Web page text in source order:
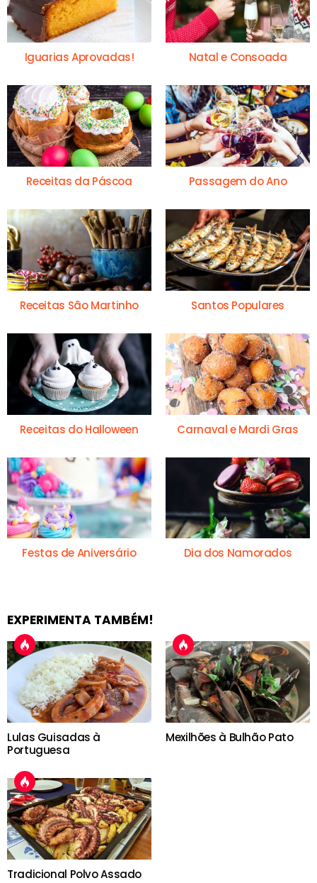
Iguarias Aprovadas! Natal e Consoada
Receitas da Páscoa Passagem do Ano
Receitas São Martinho Santos Populares
Receitas do Halloween Carnaval e Mardi Gras
Festas de Aniversário Dia dos Namorados
EXPERIMENTA TAMBÉM!
Lulas Guisadas à
Portuguesa
Mexilhões à Bulhão Pato
Tradicional Polvo Assado